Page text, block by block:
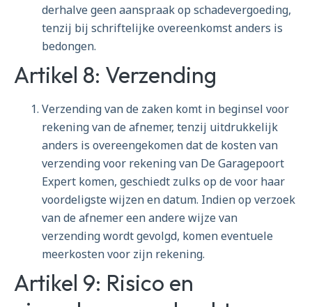
derhalve geen aanspraak op schadevergoeding,
tenzij bij schriftelijke overeenkomst anders is
bedongen.
Artikel 8: Verzending
Verzending van de zaken komt in beginsel voor
rekening van de afnemer, tenzij uitdrukkelijk
anders is overeengekomen dat de kosten van
verzending voor rekening van De Garagepoort
Expert komen, geschiedt zulks op de voor haar
voordeligste wijzen en datum. Indien op verzoek
van de afnemer een andere wijze van
verzending wordt gevolgd, komen eventuele
meerkosten voor zijn rekening.
Artikel 9: Risico en